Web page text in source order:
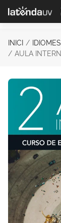
Saltar al
INICI IDIOMES
AULA